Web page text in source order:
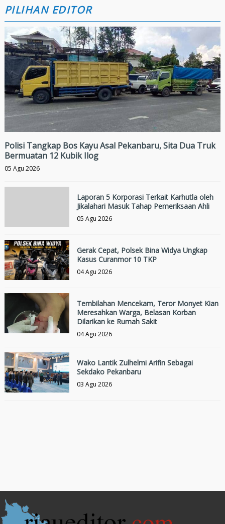
PILIHAN EDITOR
Polisi Tangkap Bos Kayu Asal Pekanbaru, Sita Dua Truk
Bermuatan 12 Kubik Ilog
05 Agu 2026
Laporan 5 Korporasi Terkait Karhutla oleh
Jikalahari Masuk Tahap Pemeriksaan Ahli
05 Agu 2026
Gerak Cepat, Polsek Bina Widya Ungkap
Kasus Curanmor 10 TKP
04 Agu 2026
Tembilahan Mencekam, Teror Monyet Kian
Meresahkan Warga, Belasan Korban
Dilarikan ke Rumah Sakit
04 Agu 2026
Wako Lantik Zulhelmi Arifin Sebagai
Sekdako Pekanbaru
03 Agu 2026